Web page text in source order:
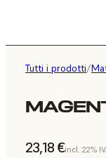
Tutti i prodotti/
23,18 €incl. 22%